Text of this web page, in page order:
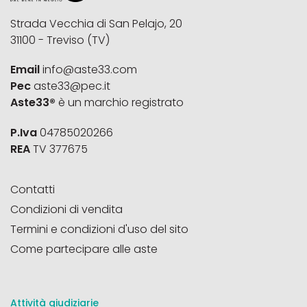
Strada Vecchia di San Pelajo, 20
31100 - Treviso (TV)
Emailinfo@aste33.com
Pecaste33@pec.it
Aste33® è un marchio registrato
P.Iva04785020266
REATV 377675
Contatti
Condizioni di vendita
Termini e condizioni d'uso del sito
Come partecipare alle aste
Attività giudiziarie